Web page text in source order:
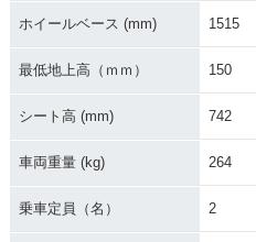
ホイールベース (mm) 1515
最低地上高（ｍｍ） 150
シート高 (mm) 742
車両重量 (kg) 264
乗車定員（名） 2